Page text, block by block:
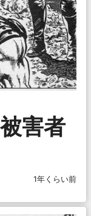
害者
1年くらい前